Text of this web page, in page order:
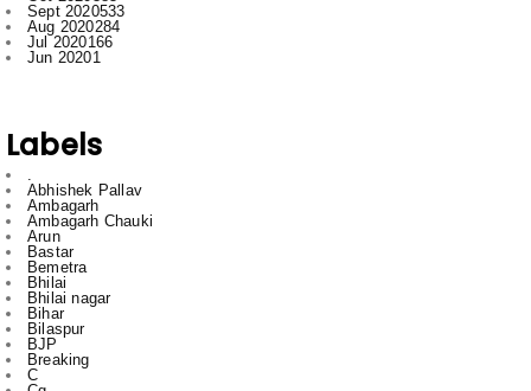
Ambagarh
Ambagarh Chauki
Bastar
Bemetra
Bhilai
Bhilai nagar
Bihar
Bilaspur
BJP
Breaking
C
Cg
Ch
Chhattisgarh
Chhattisgarrh
Congress